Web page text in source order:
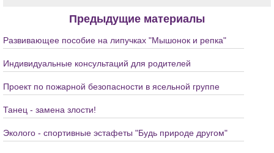
Предыдущие материалы
Развивающее пособие на липучках "Мышонок и репка"
Индивидуальные консультаций для родителей
Проект по пожарной безопасности в ясельной группе
Танец - замена злости!
Эколого - спортивные эстафеты "Будь природе другом"